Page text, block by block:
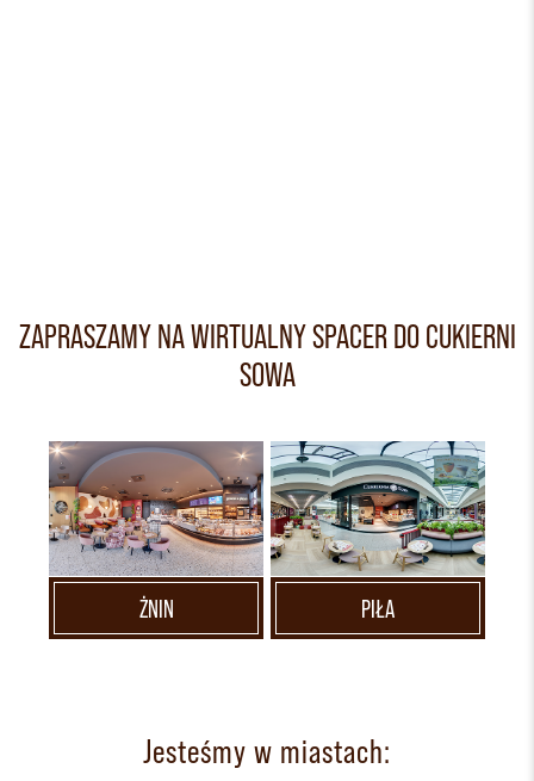
ZAPRASZAMY NA WIRTUALNY SPACER DO CUKIERNI
SOWA
ŻNIN PIŁA
Jesteśmy w miastach: